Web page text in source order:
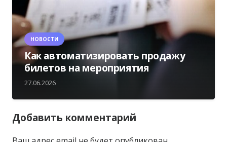
НОВОСТИ
Как автоматизировать продажу
билетов на мероприятия
27.06.2026
Добавить комментарий